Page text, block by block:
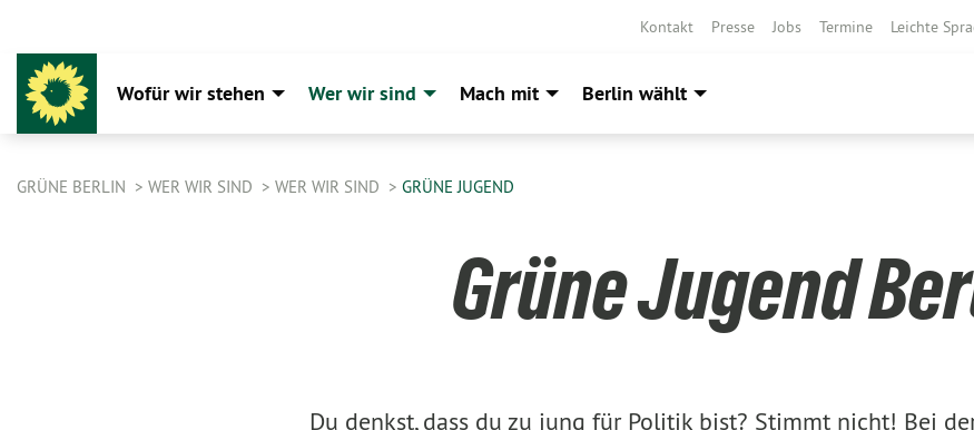
Kontakt Presse Jobs Termine Leichte
Wofür wir stehen Wer wir sind Mach mit Berlin wählt
GRÜNE BERLIN WER WIR SIND WER WIR SIND GRÜNE JUGEND
Grüne Jugend
Du denkst, dass du zu jung für Politik bist? Stimmt nicht! Bei